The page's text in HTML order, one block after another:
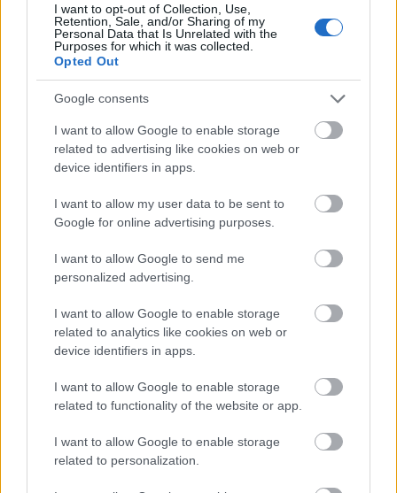
I want to opt-out of Collection, Use,
Retention, Sale, and/or Sharing of my
Personal Data that Is Unrelated with the
Purposes for which it was collected.
Opted Out
Google consents
I want to allow Google to enable storage
related to advertising like cookies on web or
device identifiers in apps.
I want to allow my user data to be sent to
Google for online advertising purposes.
I want to allow Google to send me
personalized advertising.
I want to allow Google to enable storage
related to analytics like cookies on web or
device identifiers in apps.
I want to allow Google to enable storage
related to functionality of the website or app.
I want to allow Google to enable storage
related to personalization.
Jelentkezni lehet az első meghirdetett
időpontigKiss József Zsoltelőadásain a
helyszínen, írásban, olvasható névvel,
telefonszámokkal, email címmel, valamint
ugyancsak névvel, telefonszámmal a
kisjzsolt@freemail.hu email címen, továbbá
elsősorban sms-ben a 20-949-4007-es
telefonszámon. Ha valakinek kérdése van,
személyesen tegye fel; ha ez nem lehetséges,
akkor sms-ben vagy a telefonszám
üzenetrögzítőjén megadott időszakokban
telefonhívással; ha mailben teszel föl kérdést,
Az első alkalom időpontja:
2009. szeptember 27. (vasárnap); 10:00- kb.
További időpontok:
2009. október 10-11. (szombat-vasárnap);
10:00- kb. 18:00
2009. november 21-22. (szombat-